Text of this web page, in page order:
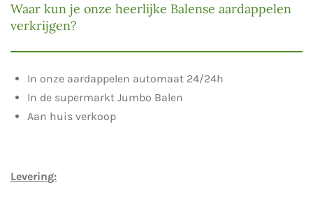
Waar kun je onze heerlijke Balense aardappelen
verkrijgen?
In onze aardappelen automaat 24/24h
In de supermarkt Jumbo Balen
Aan huis verkoop
Levering: